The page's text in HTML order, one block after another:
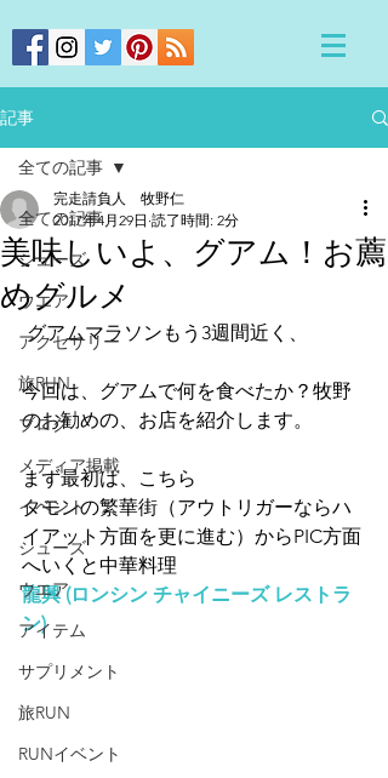
記事
全ての記事
シューズ
ウエア
アクセサリー
旅RUN
ブログ
メディア掲載
イベント
シューズ
ウエア
アイテム
サプリメント
旅RUN
RUNイベント
全ての記事
美味しいよ、グアム！お薦
めグルメ
完走請負人 牧野仁
2017年4月29日 読了時間: 2分
グアムマラソンもう3週間近く、
今回は、グアムで何を食べたか？牧野
のお勧めの、お店を紹介します。
まず最初は、こちら
タモンの繁華街（アウトリガーならハ
イアット方面を更に進む）からPIC方面
へいくと中華料理
龍興 (ロンシン チャイニーズ レストラ
ン)